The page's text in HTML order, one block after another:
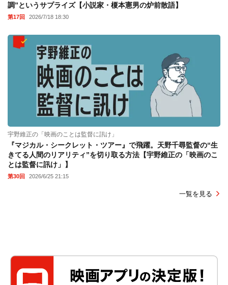
調”というサプライズ【小説家・榎本憲男の炉前散語】
第17回 2026/7/18 18:30
宇野維正の「映画のことは監督に訊け」
『マジカル・シークレット・ツアー』で飛躍。天野千尋監督の“生
きてる人間のリアリティ”を切り取る方法【宇野維正の「映画のこ
とは監督に訊け」】
第30回 2026/6/25 21:15
一覧を見る